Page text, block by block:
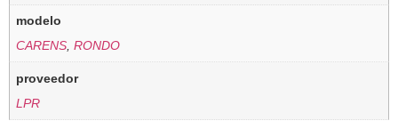
modelo
CARENS,RONDO
proveedor
LPR